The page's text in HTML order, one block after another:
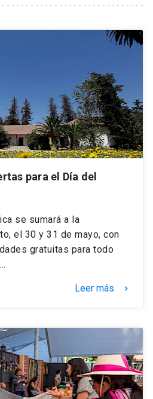
launch
launch
para el Día del
se sumará a la
el 30 y 31 de mayo, con
gratuitas para todo
Leer más keyboard_arrow_right